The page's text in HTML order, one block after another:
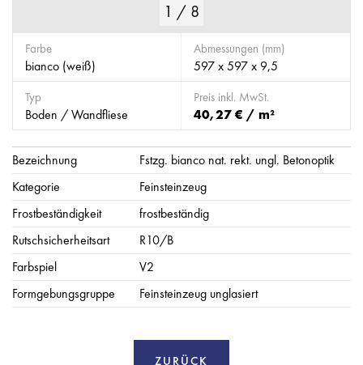
1 / 8
Farbe
bianco (weiß)
Abmessungen (mm)
597 x 597 x 9,5
Typ
Boden / Wandfliese
Preis inkl. MwSt.
40,27 € / m²
Bezeichnung
Fstzg. bianco nat. rekt. ungl. Betonoptik
Kategorie
Feinsteinzeug
Frostbeständigkeit
frostbeständig
Rutschsicherheitsart
R10/B
Farbspiel
V2
Formgebungsgruppe
Feinsteinzeug unglasiert
ZURÜCK